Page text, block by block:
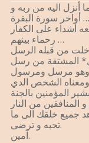
أنزل اليه من ربه و
أشداء على الكفار
رحماء بينهم …
المشتقة من رسل
الشخص الدي
المؤمنين بالجنة
جميع خلقك الى ما
تحبه و ترضى.
آمين.